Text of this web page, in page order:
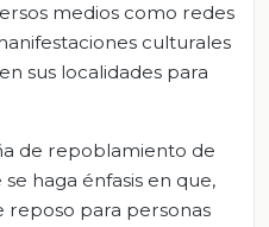
medios como redes
culturales
sus localidades para
de repoblamiento de
haga énfasis en que,
reposo para personas